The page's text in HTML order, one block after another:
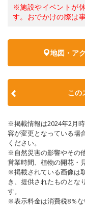
※施設やイベントが
す。おでかけの際は
地図・ア
この
※掲載情報は2024年2月
容が変更となっている場
ください。
※自然災害の影響やその
営業時間、植物の開花・
※掲載されている画像は
き、提供されたものとな
す。
※表示料金は消費税8％な